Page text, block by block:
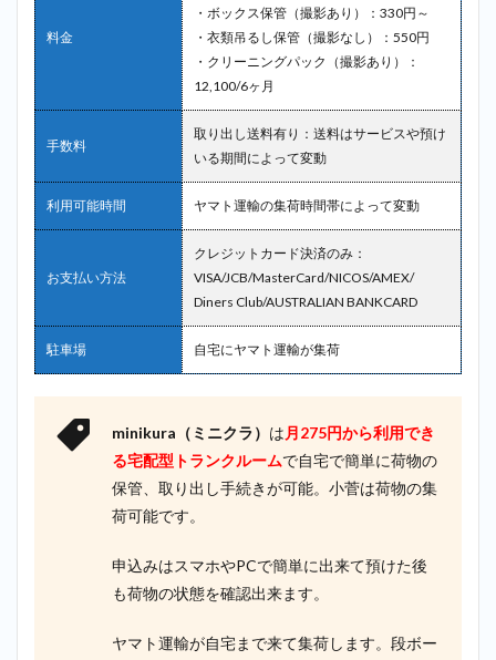
料金
・ボックス保管（撮影あり）：330円～
・衣類吊るし保管（撮影なし）：550円
・クリーニングパック（撮影あり）：
12,100/6ヶ月
手数料
取り出し送料有り：送料はサービスや預け
いる期間によって変動
利用可能時間 ヤマト運輸の集荷時間帯によって変動
お支払い方法
クレジットカード決済のみ：
VISA/JCB/MasterCard/NICOS/AMEX/
Diners Club/AUSTRALIAN BANKCARD
駐車場 自宅にヤマト運輸が集荷
minikura（ミニクラ） は 月275円から利用でき
る宅配型トランクルームで自宅で簡単に荷物の
保管、取り出し手続きが可能。小菅は荷物の集
荷可能です。
申込みはスマホやPCで簡単に出来て預けた後
も荷物の状態を確認出来ます。
ヤマト運輸が自宅まで来て集荷します。段ボー